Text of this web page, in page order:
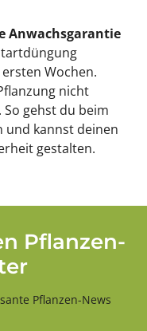
Anwachsgarantie
Wochen.
nicht
gehst du beim
und kannst deinen
gestalten.
Pflanzen-
Pflanzen-News